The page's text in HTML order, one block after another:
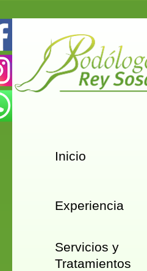
Inicio
Experiencia
Servicios y
Tratamientos